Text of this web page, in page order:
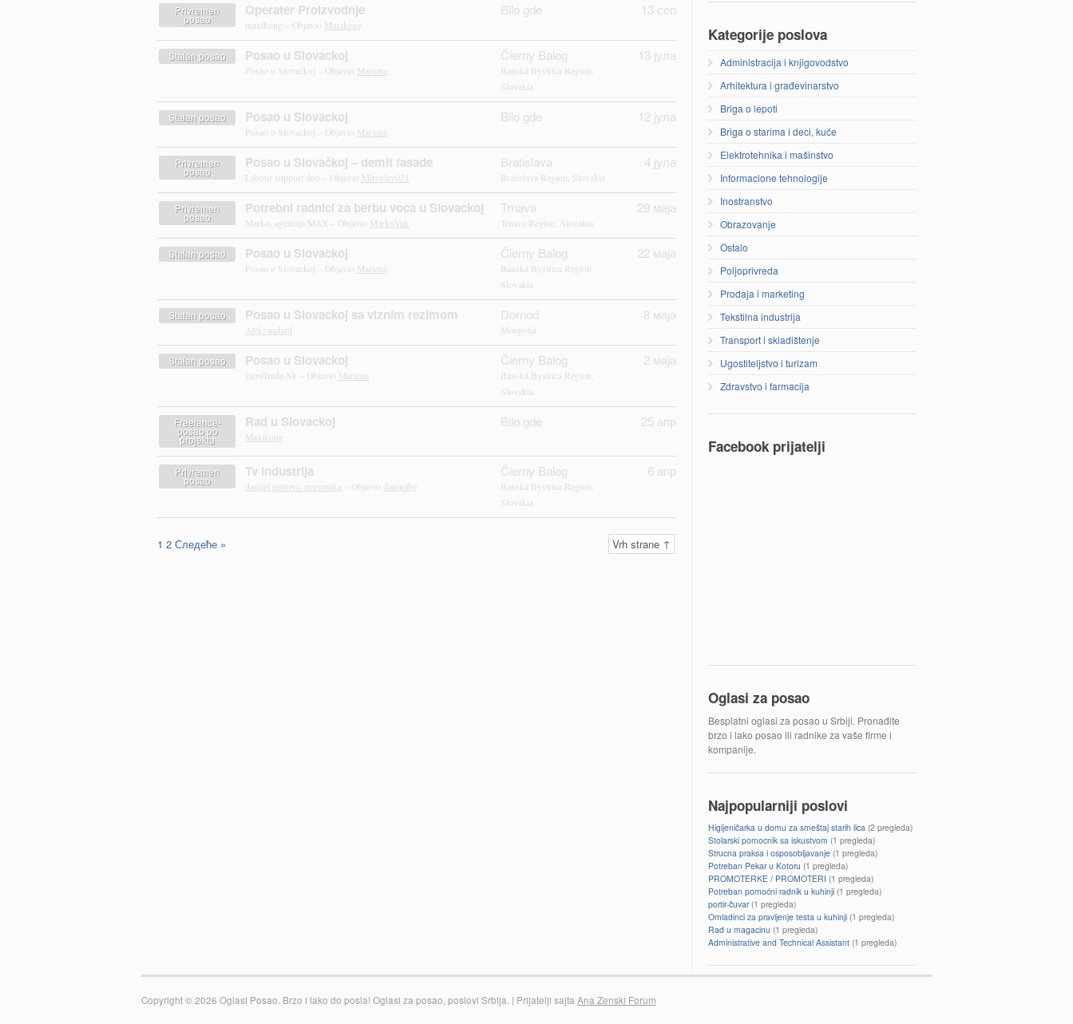
Privremen
posao
Operater Proizvodnje
maxikong – Objavio Maxikong
Bilo gde 13 сеп
Stalan posao Posao u Slovackoj
Posao u Slovackoj – Objavio Mariena
Čierny Balog
Banská Bystrica Region,
Slovakia
13 јула
Stalan posao Posao u Slovackoj
Posao u Slovackoj – Objavio Mariena
Bilo gde 12 јула
Privremen
posao
Posao u Slovačkoj – demit fasade
Labour support doo – Objavio Miroslav021
Bratislava
Bratislava Region, Slovakia
4 јула
Privremen
posao
Potrebni radnici za berbu voca u Slovackoj
Marko, agencija MAX – Objavio MarkoVuk
Trnava
Trnava Region, Slovakia
29 маја
Stalan posao Posao u Slovackoj
Posao u Slovackoj – Objavio Mariena
Čierny Balog
Banská Bystrica Region,
Slovakia
22 маја
Stalan posao Posao u Slovackoj sa viznim rezimom
Aleksandard
Dornod
Mongolia
8 маја
Stalan posao Posao u Slovackoj
EuroTrade-Sk – Objavio Mariena
Čierny Balog
Banská Bystrica Region,
Slovakia
2 маја
Freelance-
posao po
projektu
Rad u Slovackoj
Maxikong
Bilo gde 25 апр
Privremen
posao
Tv industrija
danijel petrovic personika – Objavio danijelbg
Čierny Balog
Banská Bystrica Region,
Slovakia
6 апр
1 2 Следеће » Vrh strane ↑
Kategorije poslova
Administracija i knjigovodstvo
Arhitektura i građevinarstvo
Briga o lepoti
Briga o starima i deci, kuće
Elektrotehnika i mašinstvo
Informacione tehnologije
Inostranstvo
Obrazovanje
Ostalo
Poljoprivreda
Prodaja i marketing
Tekstilna industrija
Transport i skladištenje
Ugostiteljstvo i turizam
Zdravstvo i farmacija
Facebook prijatelji
Oglasi za posao
Besplatni oglasi za posao u Srbiji. Pronađite
brzo i lako posao ili radnike za vaše firme i
kompanije.
Najpopularniji poslovi
Higijeničarka u domu za smeštaj starih lica (2 pregleda)
Stolarski pomocnik sa iskustvom (1 pregleda)
Strucna praksa i osposobljavanje (1 pregleda)
Potreban Pekar u Kotoru (1 pregleda)
PROMOTERKE / PROMOTERI (1 pregleda)
Potreban pomoćni radnik u kuhinji (1 pregleda)
portir-čuvar(1 pregleda)
Omladinci za pravljenje testa u kuhinji (1 pregleda)
Rad u magacinu (1 pregleda)
Administrative and Technical Assistant (1 pregleda)
Copyright © 2026 Oglasi Posao. Brzo i lako do posla! Oglasi za posao, poslovi Srbija. | Prijatelji sajta Ana Zenski Forum